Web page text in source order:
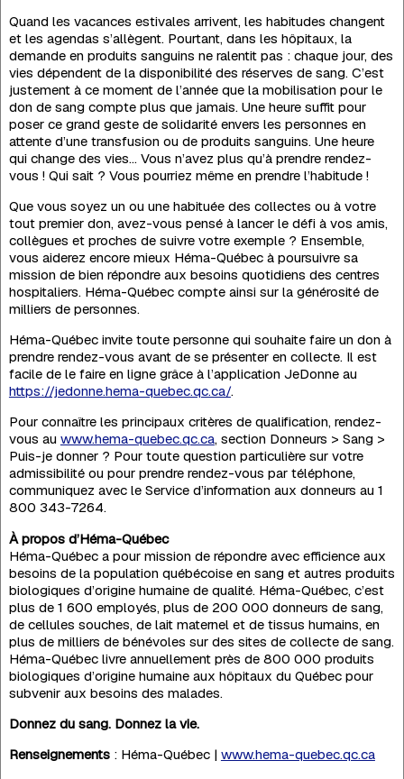
Quand les vacances estivales arrivent, les habitudes changent
et les agendas s’allègent. Pourtant, dans les hôpitaux, la
demande en produits sanguins ne ralentit pas : chaque jour, des
vies dépendent de la disponibilité des réserves de sang. C’est
justement à ce moment de l’année que la mobilisation pour le
don de sang compte plus que jamais. Une heure suffit pour
poser ce grand geste de solidarité envers les personnes en
attente d’une transfusion ou de produits sanguins. Une heure
qui change des vies… Vous n’avez plus qu’à prendre rendez-
vous ! Qui sait ? Vous pourriez même en prendre l’habitude !
Que vous soyez un ou une habituée des collectes ou à votre
tout premier don, avez-vous pensé à lancer le défi à vos amis,
collègues et proches de suivre votre exemple ? Ensemble,
vous aiderez encore mieux Héma-Québec à poursuivre sa
mission de bien répondre aux besoins quotidiens des centres
hospitaliers. Héma-Québec compte ainsi sur la générosité de
milliers de personnes.
Héma-Québec invite toute personne qui souhaite faire un don à
prendre rendez-vous avant de se présenter en collecte. Il est
facile de le faire en ligne grâce à l’application JeDonne au
https://jedonne.hema-quebec.qc.ca/.
Pour connaître les principaux critères de qualification, rendez-
vous au www.hema-quebec.qc.ca, section Donneurs > Sang >
Puis-je donner ? Pour toute question particulière sur votre
admissibilité ou pour prendre rendez-vous par téléphone,
communiquez avec le Service d’information aux donneurs au 1
800 343-7264.
À propos d’Héma-Québec
Héma-Québec a pour mission de répondre avec efficience aux
besoins de la population québécoise en sang et autres produits
biologiques d’origine humaine de qualité. Héma-Québec, c’est
plus de 1 600 employés, plus de 200 000 donneurs de sang,
de cellules souches, de lait maternel et de tissus humains, en
plus de milliers de bénévoles sur des sites de collecte de sang.
Héma-Québec livre annuellement près de 800 000 produits
biologiques d’origine humaine aux hôpitaux du Québec pour
subvenir aux besoins des malades.
Donnez du sang. Donnez la vie.
Renseignements: Héma-Québec | www.hema-quebec.qc.ca